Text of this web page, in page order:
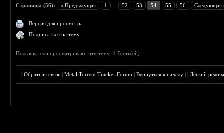
Страницы (56): « Предыдущая 1 52 53 54 55 56 Следующая
Версия для просмотра
Подписаться на тему
Пользователи просматривают эту тему: 1 Гость(ей)
|Обратная связь |Metal Torrent Tracker Forum |Вернуться к началу ||Лёгкий